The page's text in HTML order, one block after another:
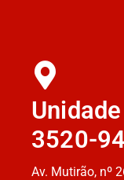
3520-
Av. Mutirão, nº